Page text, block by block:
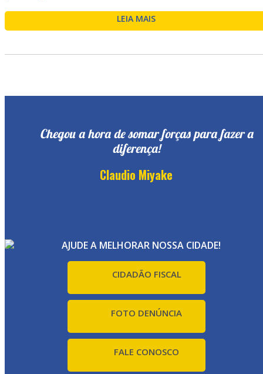
LEIA MAIS
Chegou a hora de somar forças para fazer a
diferença!
Claudio Miyake
AJUDE A MELHORAR NOSSA CIDADE!
CIDADÃO FISCAL
FOTO DENÚNCIA
FALE CONOSCO